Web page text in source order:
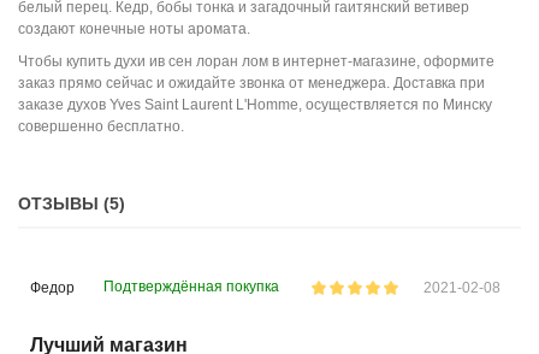
белый перец. Кедр, бобы тонка и загадочный гаитянский ветивер
создают конечные ноты аромата.
Чтобы купить духи ив сен лоран лом в интернет-магазине оформите
заказ прямо сейчас и ожидайте звонка от менеджера. Доставка при
заказе духов Yves Saint Laurent L'Homme осуществляется по Минску
совершенно бесплатно.
ОТЗЫВЫ (5)
Федор Подтверждённая покупка 2021-02-08
Лучший магазин